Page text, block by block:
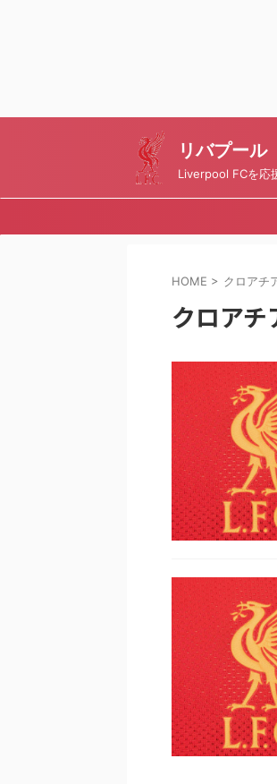
リバプー
Liverpool FCを
HOME > クロアチ
クロアチ